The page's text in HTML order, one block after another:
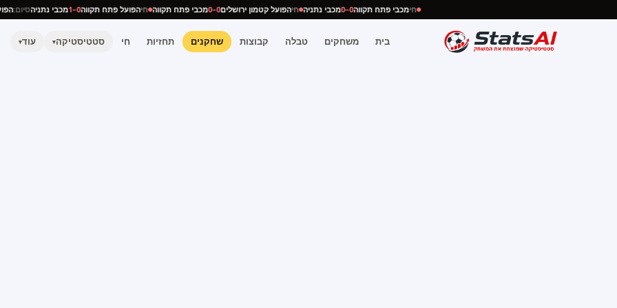
חימכבי פתח תקווה0–0 מכבי נתניה חיהפועל קטמון ירושלים0–0 מכבי פתח תקווה חיהפועל פתח תקווה0–1 מכבי נתניהסיום:
בית משחקים טבלה קבוצות שחקנים תחזיות חי סטטיסטיקה▾ עוד▾